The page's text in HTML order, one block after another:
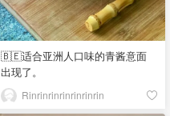
🇧🇪适合亚洲人口味的青酱意面
出现了。
Rinrinrinrinrinrinrin